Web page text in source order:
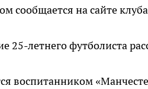
сообщается на сайте
25-летнего футболиста
воспитанником